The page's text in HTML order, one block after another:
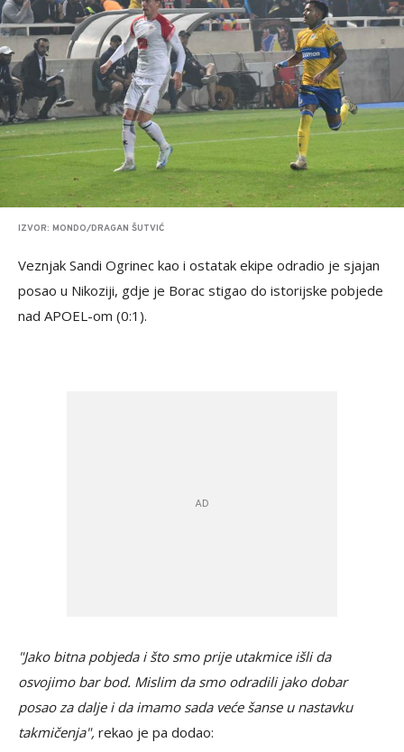
IZVOR: MONDO/DRAGAN ŠUTVIĆ
Veznjak Sandi Ogrinec kao i ostatak ekipe odradio je sjajan
posao u Nikoziji, gdje je Borac stigao do istorijske pobjede
nad APOEL-om (0:1).
"Jako bitna pobjeda i što smo prije utakmice išli da
osvojimo bar bod. Mislim da smo odradili jako dobar
posao za dalje i da imamo sada veće šanse u nastavku
takmičenja", rekao je pa dodao: